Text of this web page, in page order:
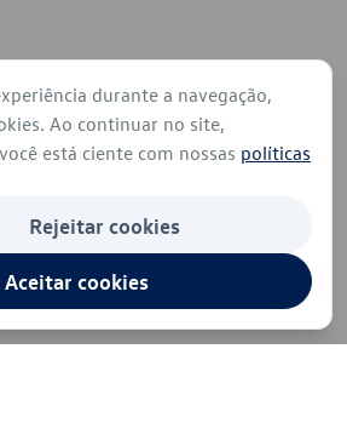
durante a navegação,
Ao continuar no site,
está ciente com nossas políticas
Rejeitar cookies
Aceitar cookies